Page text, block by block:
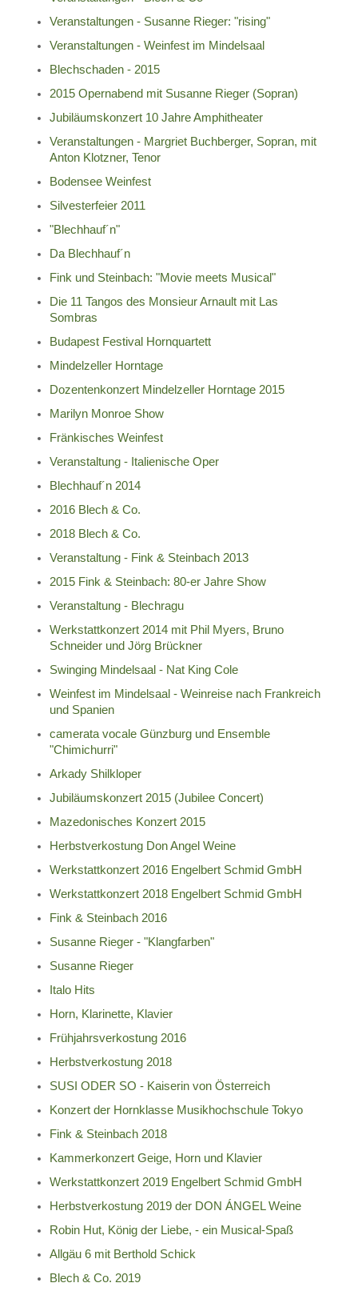
Veranstaltungen - Susanne Rieger: "rising"
Veranstaltungen - Weinfest im Mindelsaal
Blechschaden - 2015
2015 Opernabend mit Susanne Rieger (Sopran)
Jubiläumskonzert 10 Jahre Amphitheater
Veranstaltungen - Margriet Buchberger, Sopran, mit
Anton Klotzner, Tenor
Bodensee Weinfest
Silvesterfeier 2011
"Blechhauf´n"
Da Blechhauf´n
Fink und Steinbach: "Movie meets Musical"
Die 11 Tangos des Monsieur Arnault mit Las
Sombras
Budapest Festival Hornquartett
Mindelzeller Horntage
Dozentenkonzert Mindelzeller Horntage 2015
Marilyn Monroe Show
Fränkisches Weinfest
Veranstaltung - Italienische Oper
Blechhauf´n 2014
2016 Blech & Co.
2018 Blech & Co.
Veranstaltung - Fink & Steinbach 2013
2015 Fink & Steinbach: 80-er Jahre Show
Veranstaltung - Blechragu
Werkstattkonzert 2014 mit Phil Myers, Bruno
Schneider und Jörg Brückner
Swinging Mindelsaal - Nat King Cole
Weinfest im Mindelsaal - Weinreise nach Frankreich
und Spanien
camerata vocale Günzburg und Ensemble
"Chimichurri"
Arkady Shilkloper
Jubiläumskonzert 2015 (Jubilee Concert)
Mazedonisches Konzert 2015
Herbstverkostung Don Angel Weine
Werkstattkonzert 2016 Engelbert Schmid GmbH
Werkstattkonzert 2018 Engelbert Schmid GmbH
Fink & Steinbach 2016
Susanne Rieger - "Klangfarben"
Susanne Rieger
Italo Hits
Horn, Klarinette, Klavier
Frühjahrsverkostung 2016
Herbstverkostung 2018
SUSI ODER SO - Kaiserin von Österreich
Konzert der Hornklasse Musikhochschule Tokyo
Fink & Steinbach 2018
Kammerkonzert Geige, Horn und Klavier
Werkstattkonzert 2019 Engelbert Schmid GmbH
Herbstverkostung 2019 der DON ÁNGEL Weine
Robin Hut, König der Liebe, - ein Musical-Spaß
Allgäu 6 mit Berthold Schick
Blech & Co. 2019